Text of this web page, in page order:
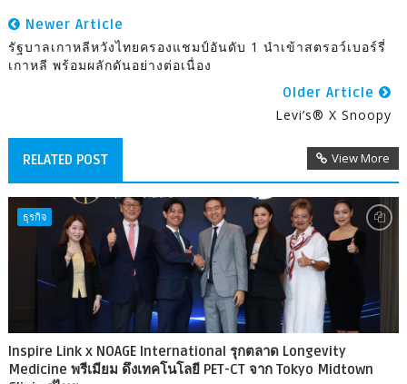
Newer Article
รัฐบาลเกาหลีหวังไทยครองแชมป์อันดับ 1 นำเข้าสตรอว์เบอร์รี่
เกาหลี พร้อมผลักดันอย่างต่อเนื่อง
Older Article
Levi’s® X Snoopy
RELATED POST View More
ธุรกิจ
Inspire Link x NOAGE International รุกตลาด Longevity
Medicine พรีเมียม ดึงเทคโนโลยี PET-CT จาก Tokyo Midtown